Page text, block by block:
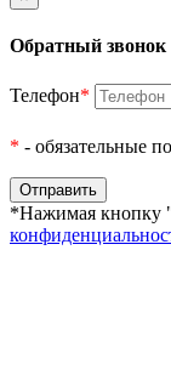
Обратный звонок
Телефон*
* - обязательные
*Нажимая